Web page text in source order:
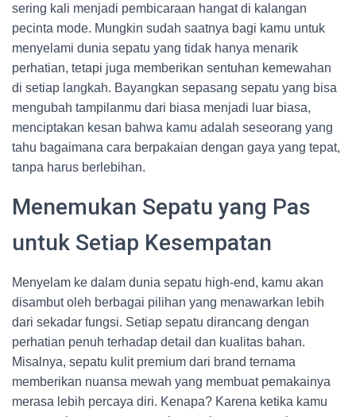
sering kali menjadi pembicaraan hangat di kalangan
pecinta mode. Mungkin sudah saatnya bagi kamu untuk
menyelami dunia sepatu yang tidak hanya menarik
perhatian, tetapi juga memberikan sentuhan kemewahan
di setiap langkah. Bayangkan sepasang sepatu yang bisa
mengubah tampilanmu dari biasa menjadi luar biasa,
menciptakan kesan bahwa kamu adalah seseorang yang
tahu bagaimana cara berpakaian dengan gaya yang tepat,
tanpa harus berlebihan.
Menemukan Sepatu yang Pas
untuk Setiap Kesempatan
Menyelam ke dalam dunia sepatu high-end, kamu akan
disambut oleh berbagai pilihan yang menawarkan lebih
dari sekadar fungsi. Setiap sepatu dirancang dengan
perhatian penuh terhadap detail dan kualitas bahan.
Misalnya, sepatu kulit premium dari brand ternama
memberikan nuansa mewah yang membuat pemakainya
merasa lebih percaya diri. Kenapa? Karena ketika kamu